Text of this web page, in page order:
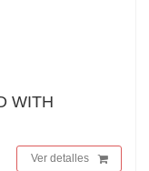
WITH
Ver detalles